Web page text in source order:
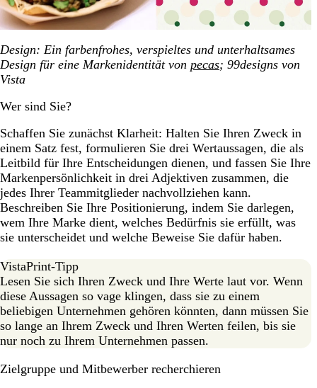
Design: Ein farbenfrohes, verspieltes und unterhaltsames
Design für eine Markenidentität von pecas; 99designs von
Vista
Wer sind Sie?
Schaffen Sie zunächst Klarheit: Halten Sie Ihren Zweck in
einem Satz fest, formulieren Sie drei Wertaussagen, die als
Leitbild für Ihre Entscheidungen dienen, und fassen Sie Ihre
Markenpersönlichkeit in drei Adjektiven zusammen, die
jedes Ihrer Teammitglieder nachvollziehen kann.
Beschreiben Sie Ihre Positionierung, indem Sie darlegen,
wem Ihre Marke dient, welches Bedürfnis sie erfüllt, was
sie unterscheidet und welche Beweise Sie dafür haben.
VistaPrint-Tipp
Lesen Sie sich Ihren Zweck und Ihre Werte laut vor. Wenn
diese Aussagen so vage klingen, dass sie zu einem
beliebigen Unternehmen gehören könnten, dann müssen Sie
so lange an Ihrem Zweck und Ihren Werten feilen, bis sie
nur noch zu Ihrem Unternehmen passen.
Zielgruppe und Mitbewerber recherchieren